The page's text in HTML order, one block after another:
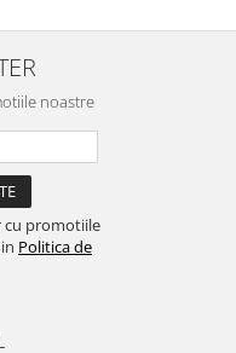
noastre
cu promotiile
Politica de